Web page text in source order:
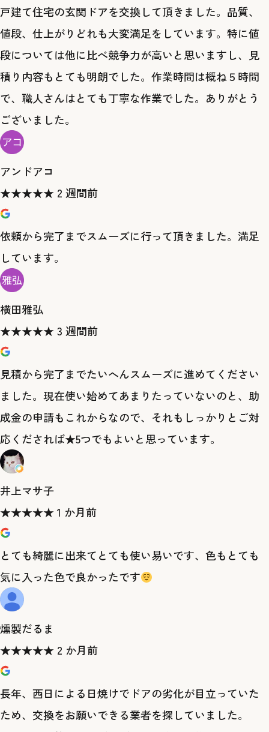
戸建て住宅の玄関ドアを交換して頂きました。品質、
値段、仕上がりどれも大変満足をしています。特に値
段については他に比べ競争力が高いと思いますし、見
積り内容もとても明朗でした。作業時間は概ね５時間
で、職人さんはとても丁寧な作業でした。ありがとう
ございました。
アンドアコ
★★★★★ 2 週間前
依頼から完了までスムーズに行って頂きました。満足
しています。
横田雅弘
★★★★★3 週間前
見積から完了までたいへんスムーズに進めてください
ました。現在使い始めてあまりたっていないのと、助
成金の申請もこれからなので、それもしっかりとご対
応くだされば★5つでもよいと思っています。
井上マサ子
★★★★★1 か月前
とても綺麗に出来てとても使い易いです、色もとても
気に入った色で良かったです
燻製だるま
★★★★★ 2 か月前
長年、西日による日焼けでドアの劣化が目立っていた
ため、交換をお願いできる業者を探していました。